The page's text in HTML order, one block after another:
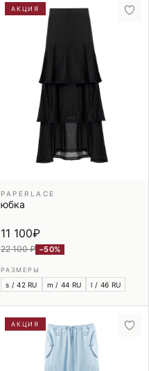
АКЦИЯ
PAPERLACE
юбка
11 100₽
22 100 ₽ −50%
РАЗМЕРЫ
s / 42 RU m / 44 RU l / 46 RU
АКЦИЯ